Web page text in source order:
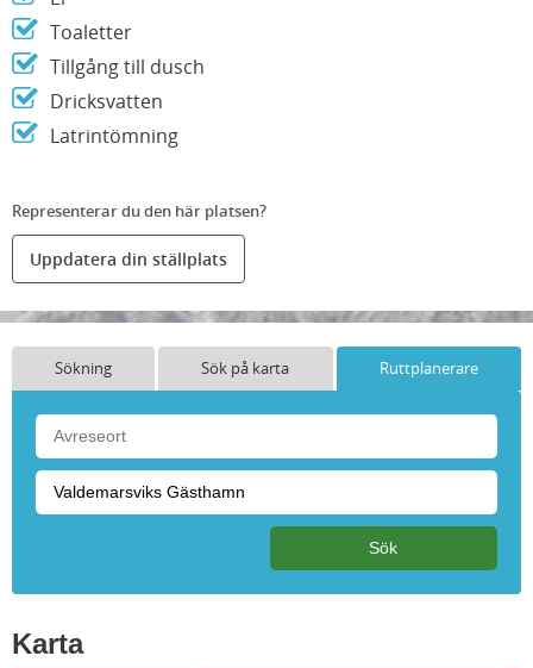
Toaletter
Tillgång till dusch
Dricksvatten
Latrintömning
Representerar du den här platsen?
Uppdatera din ställplats
Sökning Sök på karta Ruttplanerare
Karta